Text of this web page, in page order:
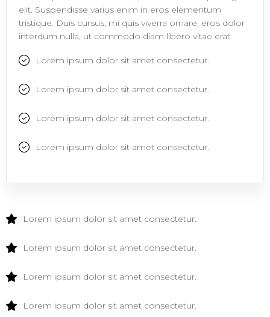
elit. Suspendisse varius enim in eros elementum
tristique. Duis cursus, mi quis viverra ornare, eros dolor
interdum nulla, ut commodo diam libero vitae erat.
Lorem ipsum dolor sit amet consectetur.
Lorem ipsum dolor sit amet consectetur.
Lorem ipsum dolor sit amet consectetur.
Lorem ipsum dolor sit amet consectetur.
Lorem ipsum dolor sit amet consectetur.
Lorem ipsum dolor sit amet consectetur.
Lorem ipsum dolor sit amet consectetur.
Lorem ipsum dolor sit amet consectetur.